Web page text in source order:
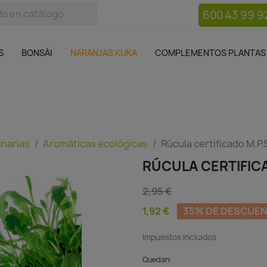
600 43 99
BONSÁI NARANJAS KUKA COMPLEMENTOS PLANTAS
Complementos plantas
Aromáticas ecológicas Rúcula certificado
RÚCULA
2,95 €
1,92 €
35% DE
Impuestos incluidos
Quedan: